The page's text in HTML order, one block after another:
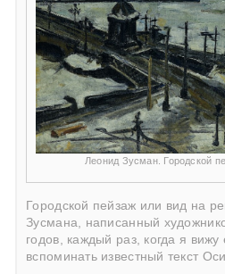
Леонид Зусман. Городской
Городской пейзаж или вид на
Зусмана, написанный
годов, каждый раз, когда я вижу
вспоминать известный текст